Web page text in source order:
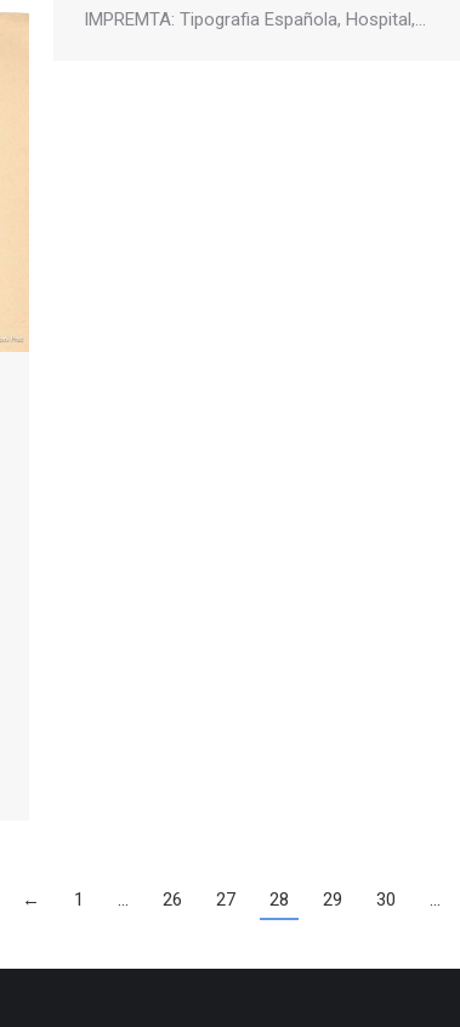
IMPREMTA: Tipografia Española, Hospital,…
← 1 26 27 28 29 30